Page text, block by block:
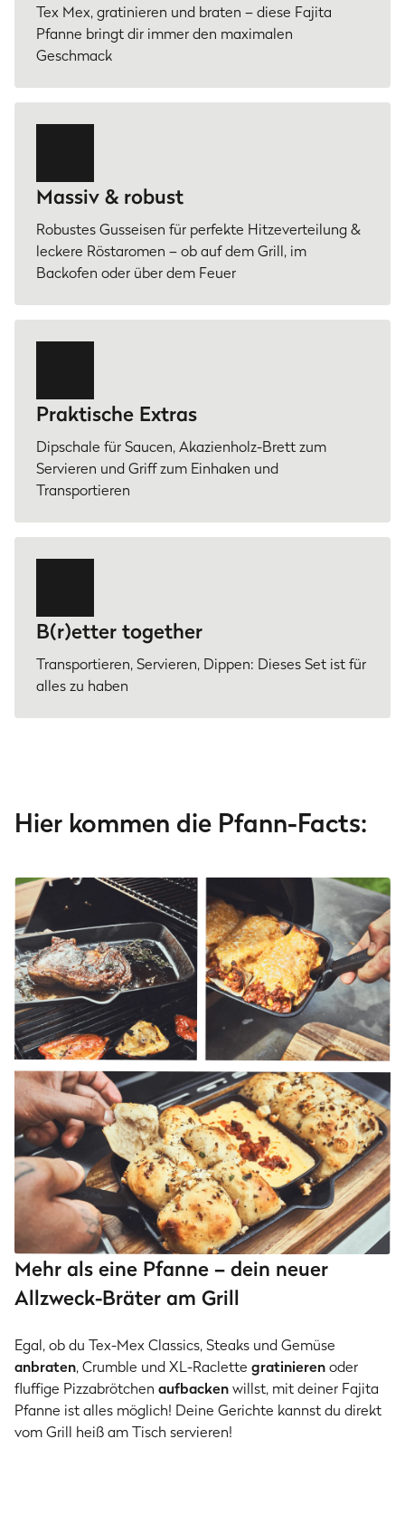
Tex Mex, gratinieren und braten – diese Fajita
Pfanne bringt dir immer den maximalen
Geschmack
Massiv & robust
Robustes Gusseisen für perfekte Hitzeverteilung &
leckere Röstaromen – ob auf dem Grill, im
Backofen oder über dem Feuer
Praktische Extras
Dipschale für Saucen, Akazienholz-Brett zum
Servieren und Griff zum Einhaken und
Transportieren
B(r)etter together
Transportieren, Servieren, Dippen: Dieses Set ist für
alles zu haben
Hier kommen die Pfann-Facts:
Mehr als eine Pfanne – dein neuer
Allzweck-Bräter am Grill
Egal, ob du Tex-Mex Classics, Steaks und Gemüse
anbraten, Crumble und XL-Raclette gratinierenoder
fluffige Pizzabrötchen aufbackenwillst, mit deiner Fajita
Pfanne ist alles möglich! Deine Gerichte kannst du direkt
vom Grill heiß am Tisch servieren!